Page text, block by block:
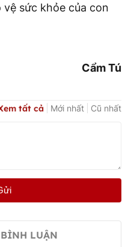
sức khỏe của con
Cẩm Tú
tất cả Mới nhất Cũ nhất
LUẬN